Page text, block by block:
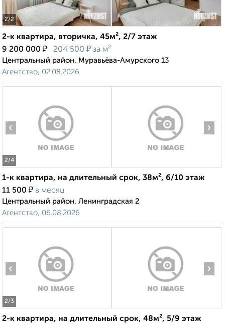
2/2
2-к квартира, вторичка, 45м², 2/7 этаж
9 200 000 ₽ 204 500 ₽ за м²
Центральный район, Муравьёва-Амурского 13
Агентство, 02.08.2026
2/4
‹ ›
1-к квартира, на длительный срок, 38м², 6/10 этаж
11 500 ₽ в месяц
Центральный район, Ленинградская 2
Агентство, 06.08.2026
2/3
‹ ›
2-к квартира, на длительный срок, 48м², 5/9 этаж